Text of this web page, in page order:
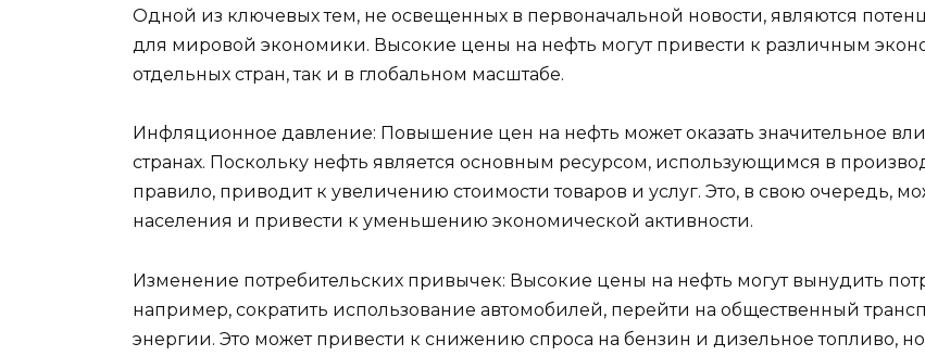
Одной из ключевых тем, не освещенных в первоначальной новости, являются
для мировой экономики. Высокие цены на нефть могут привести к различным
отдельных стран, так и в глобальном масштабе.
Инфляционное давление: Повышение цен на нефть может оказать значительное
странах. Поскольку нефть является основным ресурсом, использующимся в
правило, приводит к увеличению стоимости товаров и услуг. Это, в свою очередь,
населения и привести к уменьшению экономической активности.
Изменение потребительских привычек: Высокие цены на нефть могут вынудить
например, сократить использование автомобилей, перейти на общественный
энергии. Это может привести к снижению спроса на бензин и дизельное топливо, но